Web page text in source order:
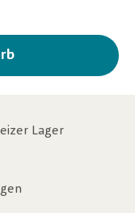
Lager